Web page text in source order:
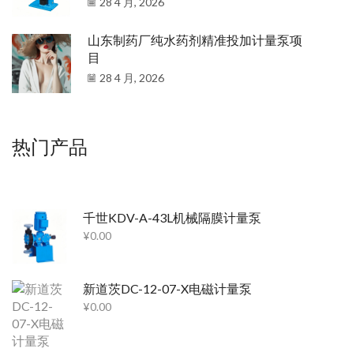
山东制药厂纯水药剂精准投加计量泵项
目
28 4 月, 2026
热门产品
千世KDV-A-43L机械隔膜计量泵
¥0.00
新道茨DC-12-07-X电磁计量泵
¥0.00